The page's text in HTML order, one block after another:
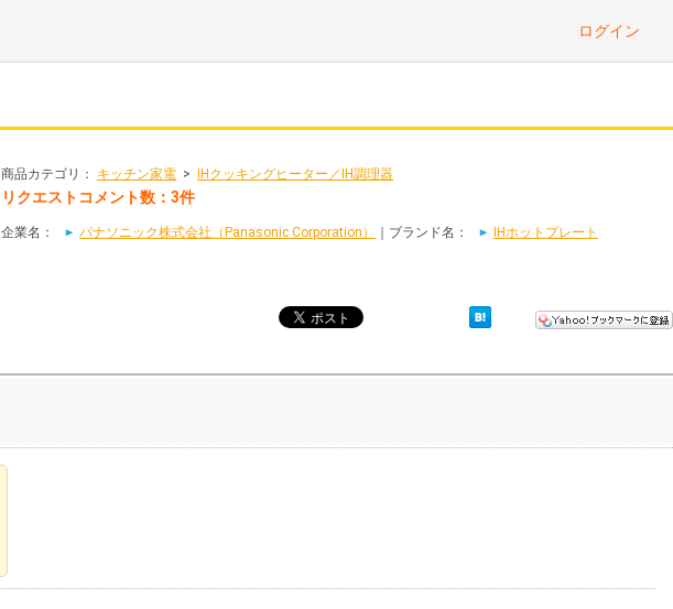
ログイン
商品カテゴリ： キッチン家電 > IHクッキングヒーター／IH調理器
リクエストコメント数：3件
企業名： パナソニック株式会社（Panasonic Corporation） ｜ブランド名： IHホットプレート